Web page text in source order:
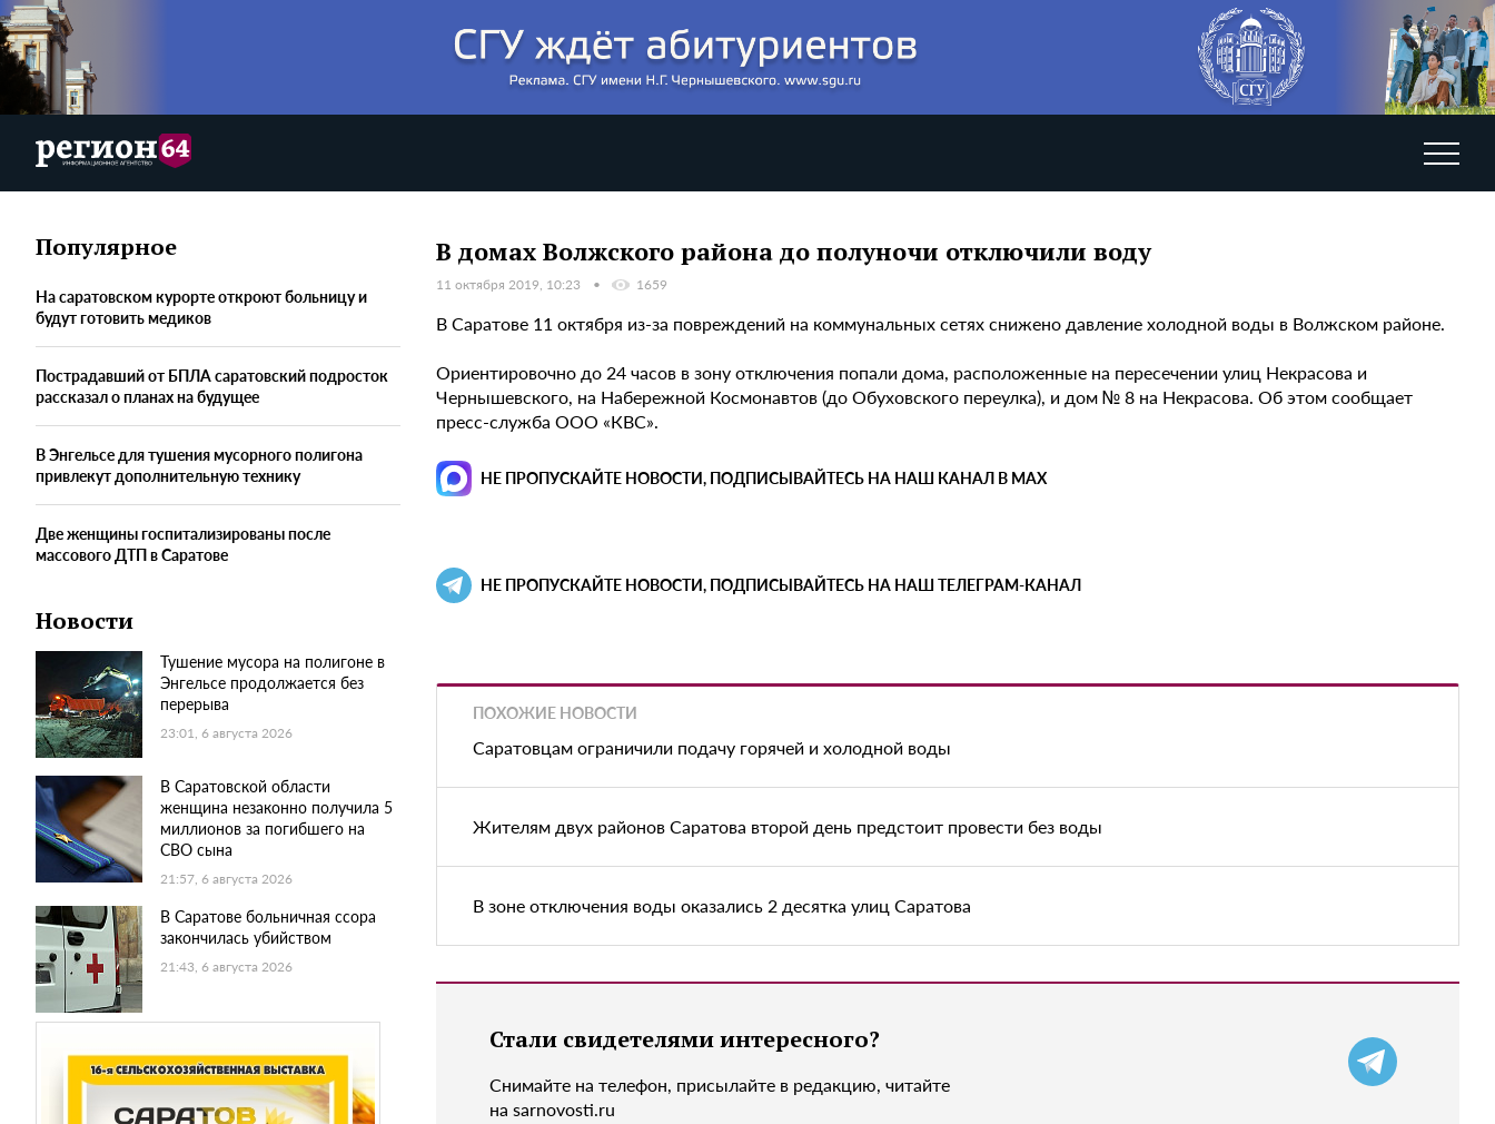
Популярное
На саратовском курорте откроют больницу и
будут готовить медиков
Пострадавший от БПЛА саратовский подросток
рассказал о планах на будущее
В Энгельсе для тушения мусорного полигона
привлекут дополнительную технику
Две женщины госпитализированы после
массового ДТП в Саратове
Новости
Тушение мусора на полигоне в
Энгельсе продолжается без
перерыва
23:01, 6 августа 2026
В Саратовской области
женщина незаконно получила 5
миллионов за погибшего на
СВО сына
21:57, 6 августа 2026
В Саратове больничная ссора
закончилась убийством
21:43, 6 августа 2026
В домах Волжского района до полуночи отключили воду
11 октября 2019, 10:23 1659
В Саратове 11 октября из-за повреждений на коммунальных сетях снижено давление холодной воды в Волжском районе.
Ориентировочно до 24 часов в зону отключения попали дома, расположенные на пересечении улиц Некрасова и
Чернышевского, на Набережной Космонавтов (до Обуховского переулка), и дом № 8 на Некрасова. Об этом сообщает
пресс-служба ООО «КВС».
НЕ ПРОПУСКАЙТЕ НОВОСТИ, ПОДПИСЫВАЙТЕСЬ НА НАШ КАНАЛ В MAX
НЕ ПРОПУСКАЙТЕ НОВОСТИ, ПОДПИСЫВАЙТЕСЬ НА НАШ ТЕЛЕГРАМ-КАНАЛ
ПОХОЖИЕ НОВОСТИ
Саратовцам ограничили подачу горячей и холодной воды
Жителям двух районов Саратова второй день предстоит провести без воды
В зоне отключения воды оказались 2 десятка улиц Саратова
Стали свидетелями интересного?
Снимайте на телефон, присылайте в редакцию, читайте
на sarnovosti.ru